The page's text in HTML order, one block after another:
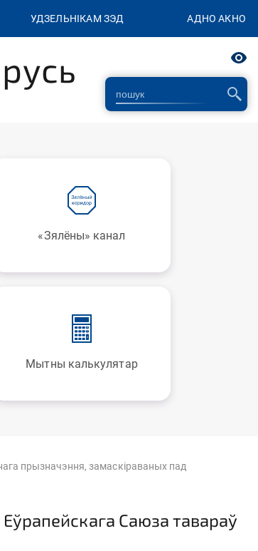
УДЗЕЛЬНІКАМ ЗЭД АДНО АКНО
«Зялёны» канал
Мытны калькулятар
прызначэння, замаскіраваных пад
Еўрапейскага Саюза тавараў